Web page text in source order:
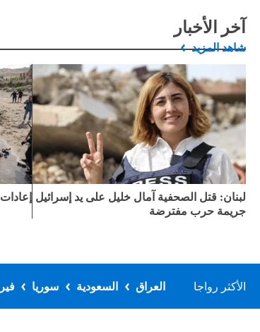
آخر الأخبار
شاهد المزيد
لبنان: قتل الصحفية آمال خليل على يد إسرائيل
جريمة حرب مفترضة
الأكثر رواجا العراق السعودية سوريا